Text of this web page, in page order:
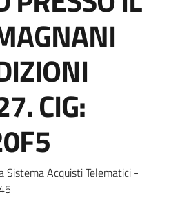
CIG:
Sistema Acquisti Telematici -